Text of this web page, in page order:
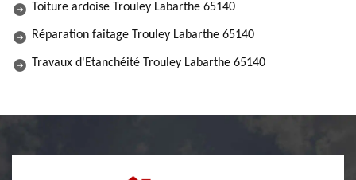
Toiture ardoise Trouley Labarthe 65140
Réparation faitage Trouley Labarthe 65140
Travaux d'Etanchéité Trouley Labarthe 65140